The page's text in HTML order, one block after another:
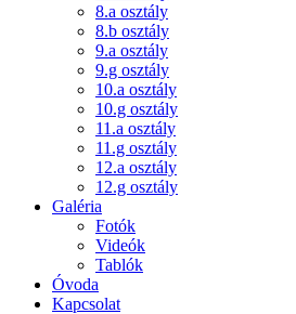
8.a osztály
8.b osztály
9.a osztály
9.g osztály
10.a osztály
10.g osztály
11.a osztály
11.g osztály
12.a osztály
12.g osztály
Galéria
Fotók
Videók
Tablók
Óvoda
Kapcsolat